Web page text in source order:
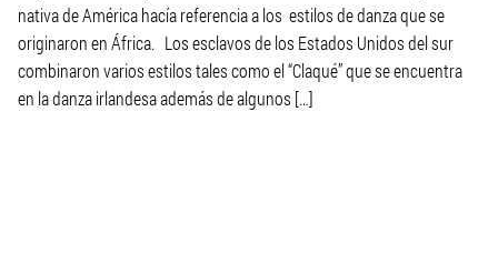
nativa de América hacía referencia a los estilos de danza que se
originaron en África. Los esclavos de los Estados Unidos del sur
combinaron varios estilos tales como el “Claqué” que se encuentra
en la danza irlandesa además de algunos […]
IR A
VISITA EL SITIO WEB